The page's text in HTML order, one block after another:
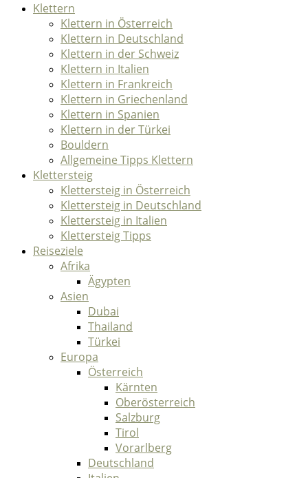
Klettern
Klettern in Österreich
Klettern in Deutschland
Klettern in der Schweiz
Klettern in Italien
Klettern in Frankreich
Klettern in Griechenland
Klettern in Spanien
Klettern in der Türkei
Bouldern
Allgemeine Tipps Klettern
Klettersteig
Klettersteig in Österreich
Klettersteig in Deutschland
Klettersteig in Italien
Klettersteig Tipps
Reiseziele
Afrika
Ägypten
Asien
Dubai
Thailand
Türkei
Europa
Österreich
Kärnten
Oberösterreich
Salzburg
Tirol
Vorarlberg
Deutschland